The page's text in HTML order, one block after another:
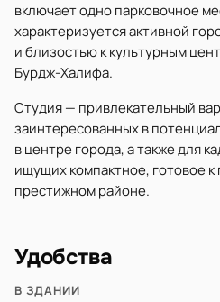
включает одно парковочное
характеризуется активной
и близостью к культурным
Бурдж-Халифа.
Студия — привлекательный
заинтересованных в
в центре города, а также для
ищущих компактное, готовое
престижном районе.
Удобства
В ЗДАНИИ